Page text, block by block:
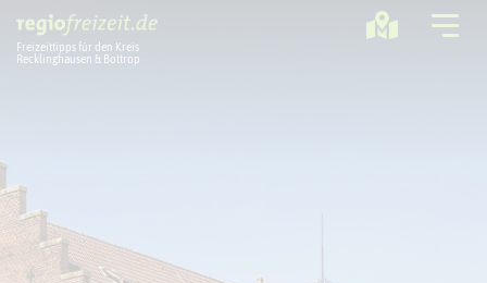
Freizeittipps für den Kreis
Recklinghausen & Bottrop
Freizeitregion